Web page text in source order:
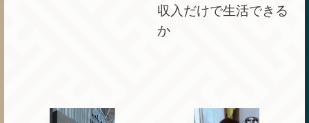
収入だけで生活できる
か